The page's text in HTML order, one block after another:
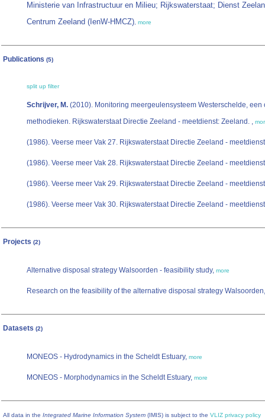
Ministerie van Infrastructuur en Milieu; Rijkswaterstaat; Dienst
Centrum Zeeland (IenW-HMCZ), more
Publications (5)
split up filter
Schrijver, M. (2010). Monitoring meergeulensysteem Westerschelde,
methodieken. Rijkswaterstaat Directie Zeeland - meetdienst: Zeeland. ,
(1986). Veerse meer Vak 27. Rijkswaterstaat Directie Zeeland -
(1986). Veerse meer Vak 28. Rijkswaterstaat Directie Zeeland -
(1986). Veerse meer Vak 29. Rijkswaterstaat Directie Zeeland -
(1986). Veerse meer Vak 30. Rijkswaterstaat Directie Zeeland -
Projects (2)
Alternative disposal strategy Walsoorden - feasibility study, more
Research on the feasibility of the alternative disposal strategy
Datasets (2)
MONEOS - Hydrodynamics in the Scheldt Estuary, more
MONEOS - Morphodynamics in the Scheldt Estuary, more
All data in the Integrated Marine Information System (IMIS) is subject to the VLIZ privacy policy